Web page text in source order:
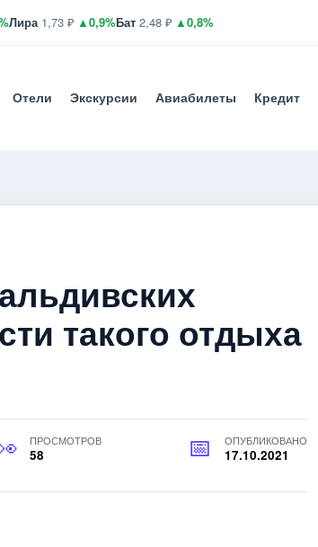
Лира1,73 ₽ ▲0,9%Бат 2,48 ₽ ▲0,8%
Отели Экскурсии Авиабилеты Кредит
такого отдыха
ПРОСМОТРОВ
58
ОПУБЛИКОВАНО
17.10.2021